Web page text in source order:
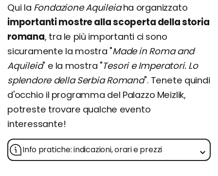
Qui la Fondazione Aquileiaha organizzato
importanti mostre alla scoperta della storia
romana, tra le più importanti ci sono
sicuramente la mostra "Made in Roma and
Aquileia" e la mostra "Tesori e Imperatori. Lo
splendore della Serbia Romana". Tenete quindi
d'occhio il programma del Palazzo Meizlik,
potreste trovare qualche evento
interessante!
Info pratiche: indicazioni, orari e prezzi